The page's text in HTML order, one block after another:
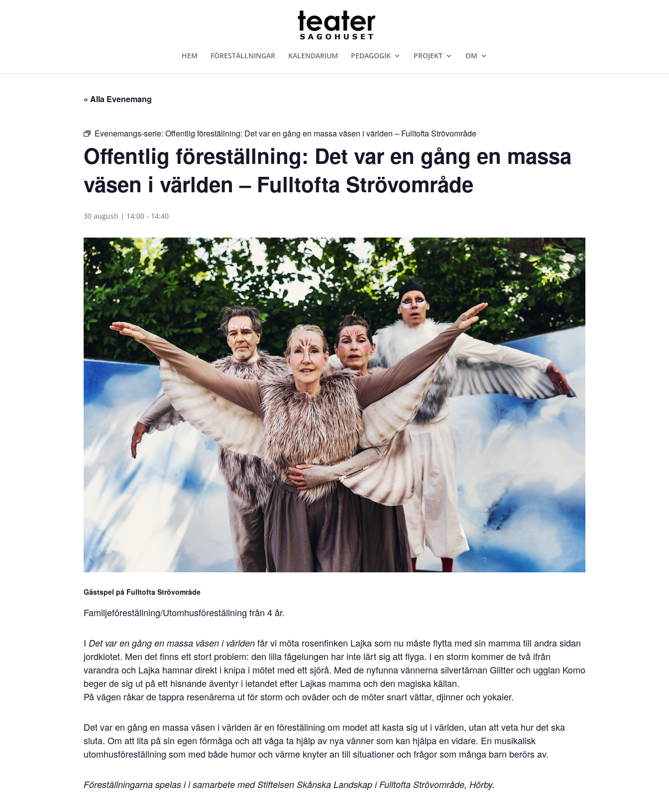
HEM FÖRESTÄLLNINGAR KALENDARIUM PEDAGOGIK PROJEKT OM
« Alla Evenemang
Evenemangs-serie: Offentlig föreställning: Det var en gång en massa väsen i världen – Fulltofta Strövområde
Offentlig föreställning: Det var en gång en massa
väsen i världen – Fulltofta Strövområde
30 augusti | 14:00 - 14:40
Gästspel på Fulltofta Strövområde
Familjeföreställning/Utomhusföreställning från 4 år.
I Det var en gång en massa väsen i världen får vi möta rosenfinken Lajka som nu måste flytta med sin mamma till andra sidan
jordklotet. Men det finns ett stort problem: den lilla fågelungen har inte lärt sig att flyga. I en storm kommer de två ifrån
varandra och Lajka hamnar direkt i knipa i mötet med ett sjörå. Med de nyfunna vännerna silvertärnan Glitter och ugglan Komo
beger de sig ut på ett hisnande äventyr i letandet efter Lajkas mamma och den magiska källan.
På vägen råkar de tappra resenärerna ut för storm och oväder och de möter snart vättar, djinner och yokaier.
Det var en gång en massa väsen i världen är en föreställning om modet att kasta sig ut i världen, utan att veta hur det ska
sluta. Om att lita på sin egen förmåga och att våga ta hjälp av nya vänner som kan hjälpa en vidare. En musikalisk
utomhusföreställning som med både humor och värme knyter an till situationer och frågor som många barn berörs av.
Föreställningarna spelas i i samarbete med Stiftelsen Skånska Landskap i Fulltofta Strövområde, Hörby.